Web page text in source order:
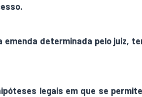
determinada pelo juiz,
legais em que se